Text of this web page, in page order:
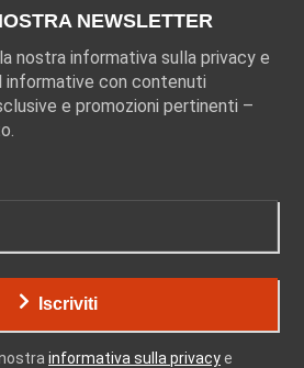
NEWSLETTER
nostra informativa sulla privacy e
informative con contenuti
e promozioni pertinenti –
Iscriviti
informativa sulla privacye